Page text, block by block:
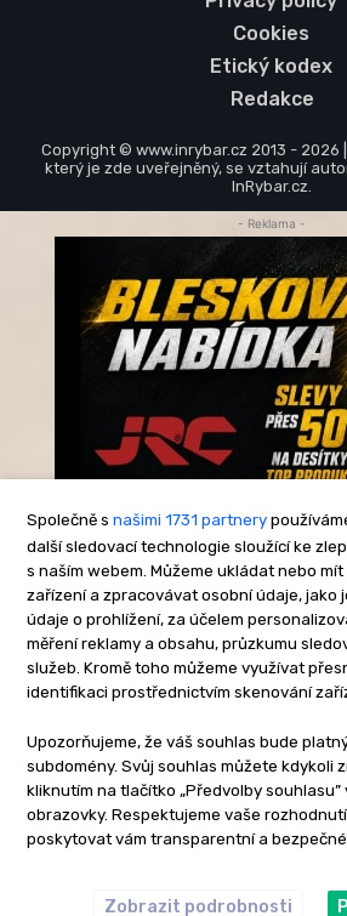
Cookies
Etický kodex
Redakce
Copyright © www.inrybar.cz 2013 - 2026
který je zde uveřejněný, se vztahují
InRybar.cz.
Společně s našimi 1731 partnery
další sledovací technologie sloužící ke
s naším webem. Můžeme ukládat nebo
zařízení a zpracovávat osobní údaje, jako
údaje o prohlížení, za účelem
měření reklamy a obsahu, průzkumu
služeb. Kromě toho můžeme využívat
identifikaci prostřednictvím skenování
Upozorňujeme, že váš souhlas bude
subdomény. Svůj souhlas můžete kdykoli
kliknutím na tlačítko „Předvolby souhlasu”
obrazovky. Respektujeme vaše
poskytovat vám transparentní a bezpečné
Zobrazit podrobnosti
- Reklama -
-Reklama-